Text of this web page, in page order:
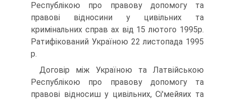
Республікою про правову допомогу та
правові відносини у цивільних та
кримінальних справ ах від 15 лютого 1995р.
Ратифікований Україною 22 листопада 1995
р.
Договір між Україною та Латвійською
Республікою про правову допомогу та
правові відносиш у цивільних, Сі'мейяих та